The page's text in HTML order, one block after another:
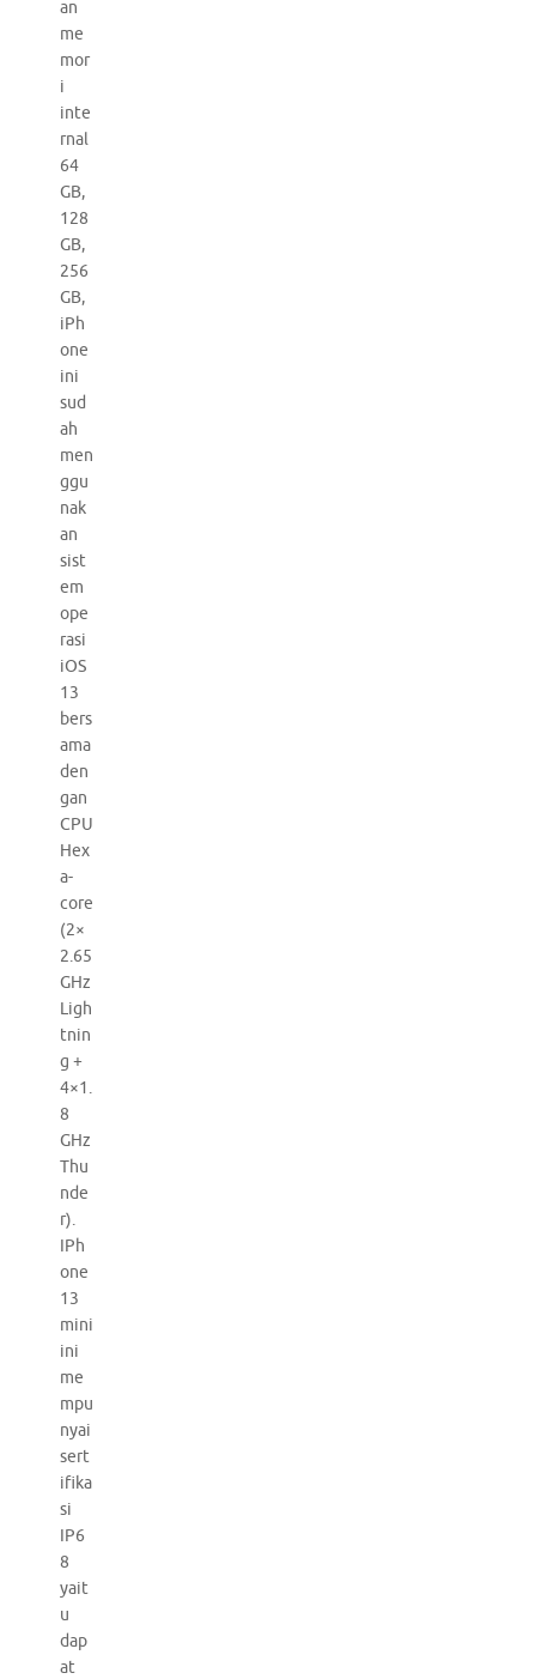
an
me
mor
i
inte
rnal
64
GB,
128
GB,
256
GB,
iPh
one
ini
sud
ah
men
ggu
nak
an
sist
em
ope
rasi
iOS
13
bers
ama
den
gan
CPU
Hex
a-
core
(2×
2.65
GHz
Ligh
tnin
g +
4×1.
8
GHz
Thu
nde
r).
IPh
one
13
mini
ini
me
mpu
nyai
sert
ifika
si
IP6
8
yait
u
dap
at